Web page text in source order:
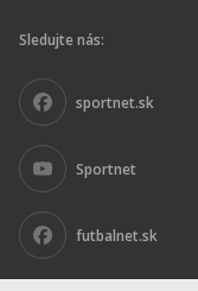
Sledujte nás:
sportnet.sk
Sportnet
futbalnet.sk